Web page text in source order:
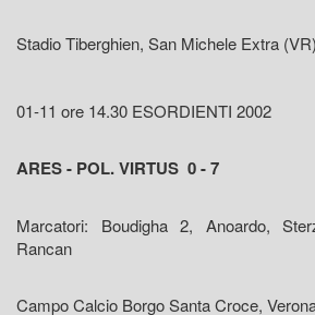
Stadio Tiberghien, San Michele Extra
01-11 ore 14.30 ESORDIENTI 2002
ARES - POL. VIRTUS 0 - 7
Marcatori: Boudigha 2, Anoardo,
Rancan
Campo Calcio Borgo Santa Croce,